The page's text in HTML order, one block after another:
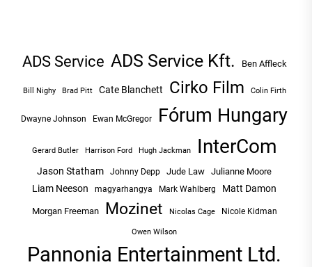
ADS Service ADS Service Kft. Ben Affleck
Bill Nighy Brad Pitt Cate Blanchett Cirko Film Colin Firth
Dwayne Johnson Ewan McGregor Fórum Hungary
Gerard Butler Harrison Ford Hugh Jackman InterCom
Jason Statham Johnny Depp Jude Law Julianne Moore
Liam Neeson magyarhangya Mark Wahlberg Matt Damon
Morgan Freeman Mozinet Nicolas Cage Nicole Kidman
Owen Wilson
Pannonia Entertainment Ltd.